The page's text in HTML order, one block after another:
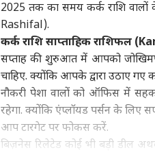
2025 तक का समय कर्क राशि वालों
Rashifal).
कर्क राशि साप्ताहिक राशिफल (
सप्ताह की शुरुआत में आपको
चाहिए. क्योंकि आपके द्वारा उठाए
नौकरी पेशा वालों को ऑफिस में
रहेगा. क्योंकि एंप्लॉयड पर्सन के
आप टारगेट पर फोकस करें.
बिज़नेस रिलेटेड कोई भी बड़ी डील
LOGIN
का